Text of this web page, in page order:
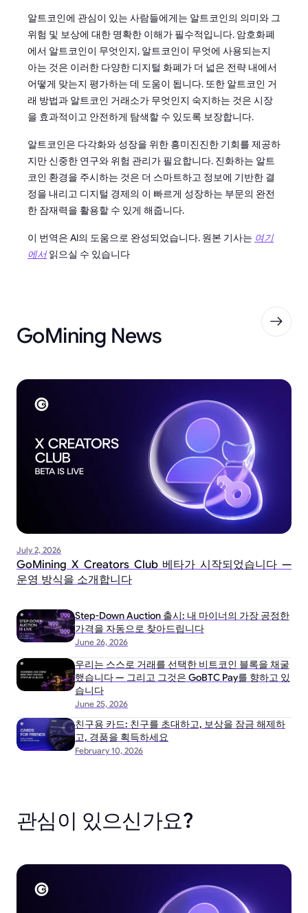
알트코인에 관심이 있는 사람들에게는 알트코인의 의미와 그
위험 및 보상에 대한 명확한 이해가 필수적입니다. 암호화폐
에서 알트코인이 무엇인지, 알트코인이 무엇에 사용되는지
아는 것은 이러한 다양한 디지털 화폐가 더 넓은 전략 내에서
어떻게 맞는지 평가하는 데 도움이 됩니다. 또한 알트코인 거
래 방법과 알트코인 거래소가 무엇인지 숙지하는 것은 시장
을 효과적이고 안전하게 탐색할 수 있도록 보장합니다.
알트코인은 다각화와 성장을 위한 흥미진진한 기회를 제공하
지만 신중한 연구와 위험 관리가 필요합니다. 진화하는 알트
코인 환경을 주시하는 것은 더 스마트하고 정보에 기반한 결
정을 내리고 디지털 경제의 이 빠르게 성장하는 부문의 완전
한 잠재력을 활용할 수 있게 해줍니다.
이 번역은 AI의 도움으로 완성되었습니다. 원본 기사는 여기
에서읽으실 수 있습니다
GoMining News
July 2, 2026
GoMining X Creators Club 베타가 시작되었습니다 —
운영 방식을 소개합니다
June 26, 2026
Step-Down Auction 출시: 내 마이너의 가장 공정한
가격을 자동으로 찾아드립니다
June 25, 2026
우리는 스스로 거래를 선택한 비트코인 블록을 채굴
했습니다 — 그리고 그것은 GoBTC Pay를 향하고 있
습니다
February 10, 2026
친구용 카드: 친구를 초대하고, 보상을 잠금 해제하
고, 경품을 획득하세요
관심이 있으신가요?